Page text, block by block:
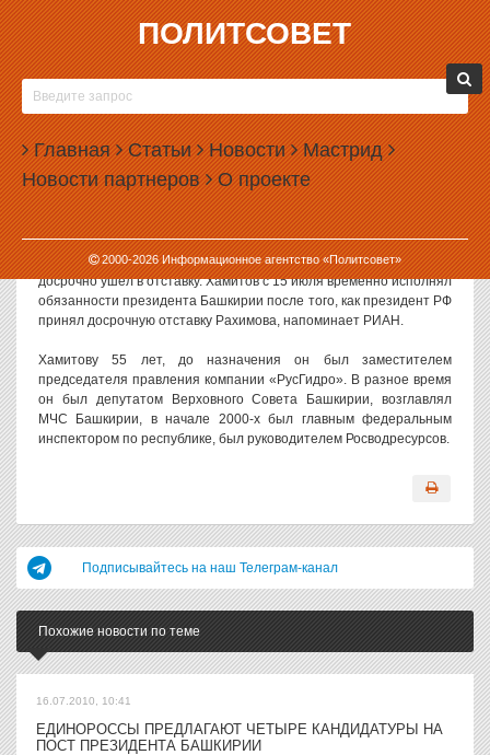
ПОЛИТСОВЕТ
Главная Статьи Новости Мастрид
Новости партнеров О проекте
2000-2026Информационное агентство «Политсовет»
19.07.2010, 08:40
МУРТАЗА РАХИМОВ УШЕЛ В ИСТОРИЮ
Парламент Башкирии утвердил президентом республики
бывшего топ-менеджера «РусГидро» Рустэма Хамитова,
кандидатуру которого внес президент РФ Дмитрий Медведев,
передает корреспондент РИА «Новости». За Хамитова
проголосовали все 105 присутствующих на заседании депутатов.
Муртаза Рахимов, руководивший республикой с 1993 года,
досрочно ушел в отставку. Хамитов с 15 июля временно исполнял
обязанности президента Башкирии после того, как президент РФ
принял досрочную отставку Рахимова, напоминает РИАН.
Хамитову 55 лет, до назначения он был заместителем
председателя правления компании «РусГидро». В разное время
он был депутатом Верховного Совета Башкирии, возглавлял
МЧС Башкирии, в начале 2000-х был главным федеральным
инспектором по республике, был руководителем Росводресурсов.
Подписывайтесь на наш Телеграм-канал
Похожие новости по теме
16.07.2010, 10:41
ЕДИНОРОССЫ ПРЕДЛАГАЮТ ЧЕТЫРЕ КАНДИДАТУРЫ НА
ПОСТ ПРЕЗИДЕНТА БАШКИРИИ